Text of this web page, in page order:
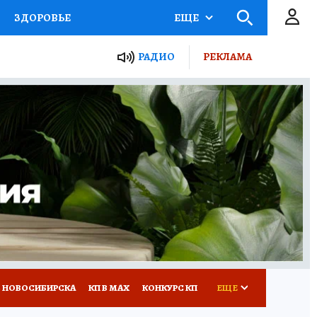
ЗДОРОВЬЕ
Я ЗНАЮ СЕМЬЯ
СЕРИАЛЫ
ВСЕ О КП РАДИО КП
ЕЩЕ
РАДИО РЕКЛАМА
КП В МАХ КОНКУРС КП ЕЩЕ